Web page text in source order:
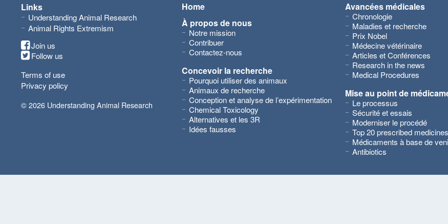
Links
Understanding Animal Research
Animal Rights Extremism
Join us
Follow us
Terms of use
Privacy policy
© 2026 Understanding Animal Research
Home
À propos de nous
Notre mission
Contribuer
Contactez-nous
Concevoir la recherche
Pourquoi utiliser des animaux
Animaux de recherche
Conception et analyse de l’expérimentation
Chemical Toxicology
Alternatives et les 3R
Idées fausses
Avancées médicales
Chronologie
Maladies et recherche
Prix Nobel
Médecine vétérinaire
Articles et Conférences
Research in the news
Medical Procedures
Mise au point de
Le processus
Sécurité et essais
Moderniser le procédé
Top 20 prescribed medicines
Médicaments à base de
Antibiotics